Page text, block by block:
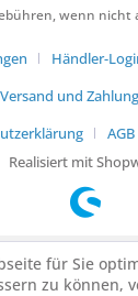
wenn nicht
Händler-
Versand und
AGB
Realisiert mit
für Sie
zu können,